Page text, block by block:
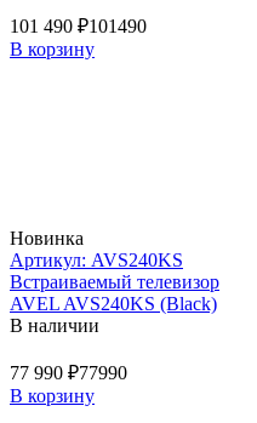
101 490 ₽101490
В корзину
Новинка
Артикул: AVS240KS
Встраиваемый телевизор
AVEL AVS240KS (Black)
В наличии
77 990 ₽77990
В корзину